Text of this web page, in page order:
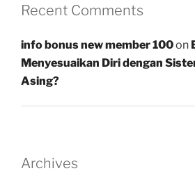
Recent Comments
info bonus new member 100on
Menyesuaikan Diri dengan
Asing?
Archives